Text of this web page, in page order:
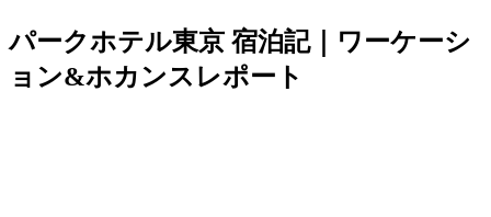
パークホテル東京 宿泊記｜ワーケーシ
ョン&ホカンスレポート